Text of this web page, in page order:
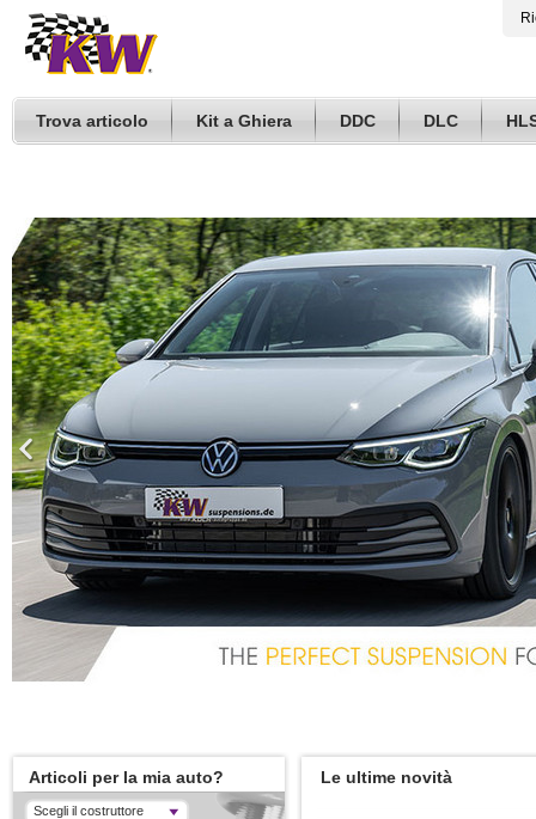
Trova articolo Kit a Ghiera DDC DLC
Articoli per la mia auto?
Scegli il costruttore
Le ultime novità